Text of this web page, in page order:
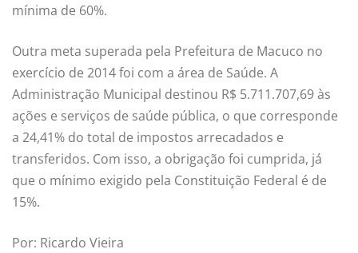
mínima de 60%.
Outra meta superada pela Prefeitura de Macuco no
exercício de 2014 foi com a área de Saúde. A
Administração Municipal destinou R$ 5.711.707,69 às
ações e serviços de saúde pública, o que corresponde
a 24,41% do total de impostos arrecadados e
transferidos. Com isso, a obrigação foi cumprida, já
que o mínimo exigido pela Constituição Federal é de
15%.
Por: Ricardo Vieira